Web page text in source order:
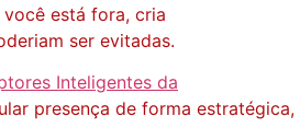
está fora, cria
ser evitadas.
Inteligentes da
presença de forma estratégica,